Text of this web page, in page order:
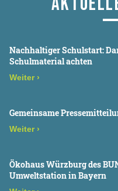
Nachhaltiger Schulstart:
Schulmaterial achten
Weiter ›
Gemeinsame
Weiter ›
Ökohaus Würzburg des
Umweltstation in Bayern